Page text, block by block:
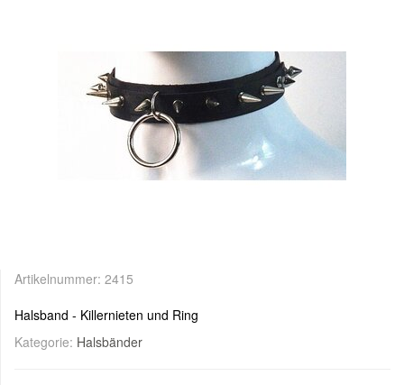
Artikelnummer: 2415
Halsband - Killernieten und Ring
Kategorie: Halsbänder